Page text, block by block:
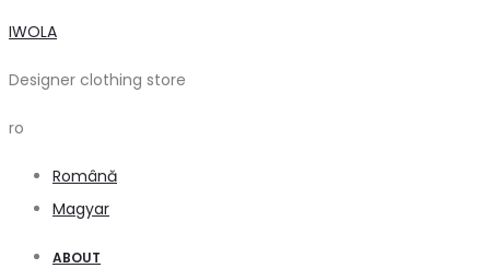
IWOLA
Designer clothing store
ro
Română
Magyar
ABOUT